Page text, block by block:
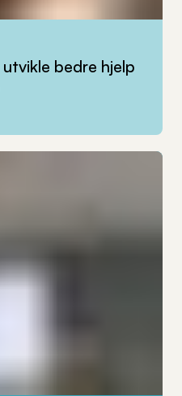
utvikle bedre hjelp